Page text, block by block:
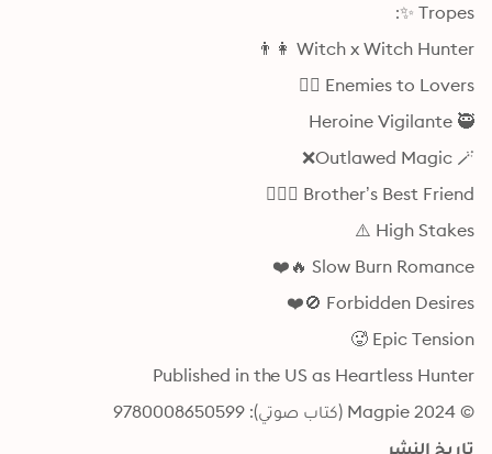
Tropes ✨:
Witch x Witch Hunter 👩👨
Enemies to Lovers ❤️‍🔥
Heroine Vigilante 🥷
Outlawed Magic 🪄❌
Brother’s Best Friend 👩‍❤️‍👨
High Stakes ⚠️
Slow Burn Romance 🔥❤️
Forbidden Desires 🚫❤️
Epic Tension 🥵
Published in the US as Heartless Hunter
© 2024 Magpie (كتاب صوتي): 9780008650599
تاريخ النشر